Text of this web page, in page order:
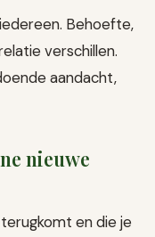
Behoefte,
verschillen.
aandacht,
nieuwe
en die je